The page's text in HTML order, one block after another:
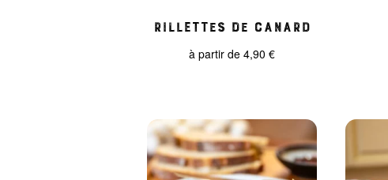
Rillettes de Canard
à partir de4,90€